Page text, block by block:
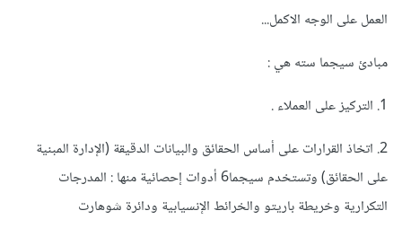
العمل على الوجه الاكمل...
مبادئ سيجما سته هي :
1. التركيز على العملاء .
2. اتخاذ القرارات على أساس الحقائق والبيانات الدقيقة (الإدارة المبنية
على الحقائق) وتستخدم سيجما6 أدوات إحصائية منها : المدرجات
التكرارية وخريطة باريتو والخرائط الإنسيابية ودائرة شوهارت